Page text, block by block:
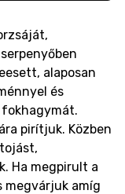
alaposan
és
pirítjuk. Közben
Ha megpirult a
megvárjuk amíg